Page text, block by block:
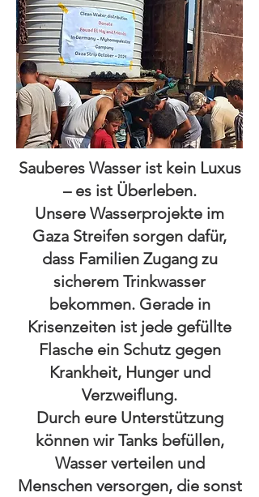
Sauberes Wasser ist kein Luxus
– es ist Überleben.
Unsere Wasserprojekte im
Gaza Streifen sorgen dafür,
dass Familien Zugang zu
sicherem Trinkwasser
bekommen. Gerade in
Krisenzeiten ist jede gefüllte
Flasche ein Schutz gegen
Krankheit, Hunger und
Verzweiflung.
Durch eure Unterstützung
können wir Tanks befüllen,
Wasser verteilen und
Menschen versorgen, die sonst